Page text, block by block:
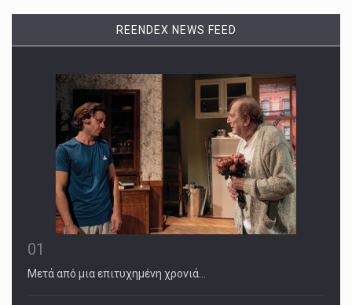
REENDEX NEWS FEED
01
Μετά από μια επιτυχημένη χρονιά…